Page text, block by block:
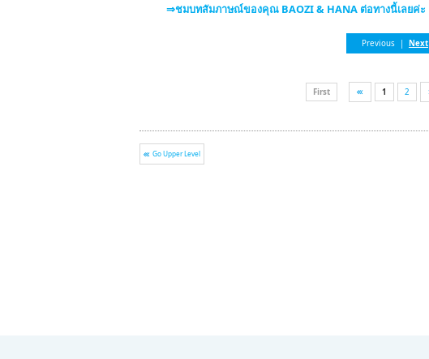
⇒ชมบทสัมภาษณ์ของคุณ BAOZI & HANA ต่อทางนี้เลยค่ะ
Previous | Next
First 1 2
Go Upper Level